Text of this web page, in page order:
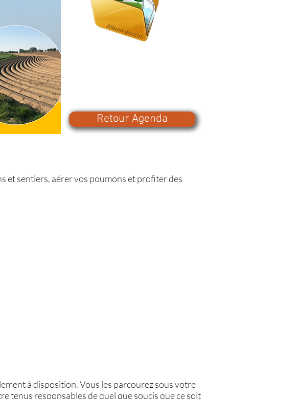
Retour Agenda
et sentiers, aérer vos poumons et profiter des
à disposition. Vous les parcourez sous votre
tenus responsables de quel que soucis que ce soit